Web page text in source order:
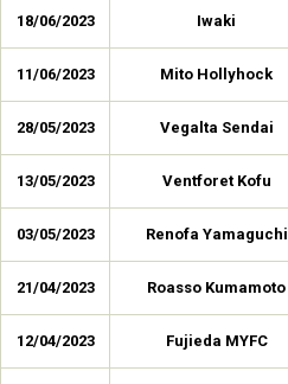
18/06/2023 Iwaki
11/06/2023 Mito Hollyhock
28/05/2023 Vegalta Sendai
13/05/2023 Ventforet Kofu
03/05/2023 Renofa Yamaguchi
21/04/2023 Roasso Kumamoto
12/04/2023 Fujieda MYFC